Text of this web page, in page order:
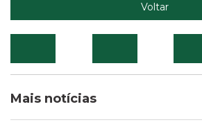
Voltar
Mais notícias